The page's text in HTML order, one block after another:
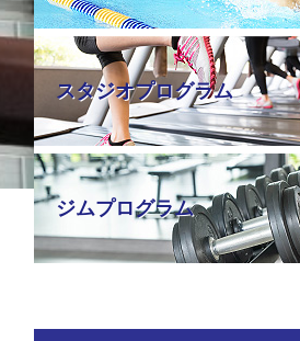
スタジオプログラム
ジムプログラム